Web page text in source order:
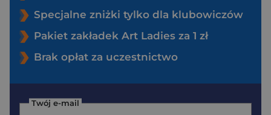
Specjalne zniżki tylko dla klubowiczów
Pakiet zakładek Art Ladies za 1 zł
Brak opłat za uczestnictwo
Twój e-mail